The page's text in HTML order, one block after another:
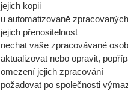
jejich kopii
u automatizovaně
jejich přenositelnost
nechat vaše zpracovávané
aktualizovat nebo opravit,
omezení jejich zpracování
požadovat po společnosti